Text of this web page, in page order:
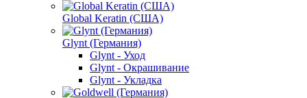
Global Keratin (США)
Glynt (Германия)
Glynt - Уход
Glynt - Окрашивание
Glynt - Укладка